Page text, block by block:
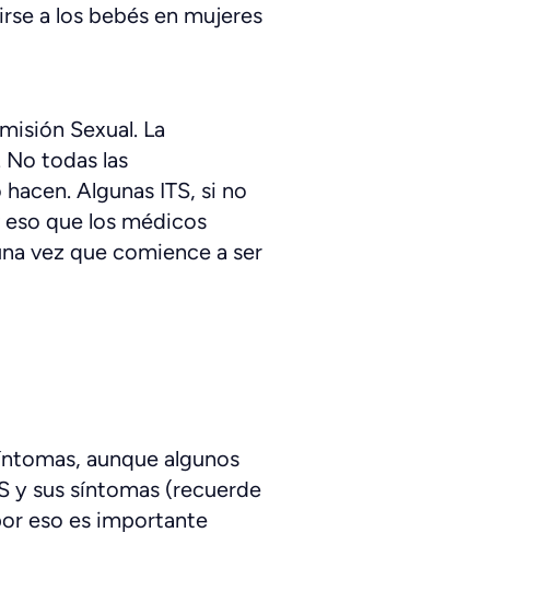
a los bebés en mujeres
Sexual. La
todas las
Algunas ITS, si no
que los médicos
vez que comience a ser
aunque algunos
y sus síntomas (recuerde
eso es importante